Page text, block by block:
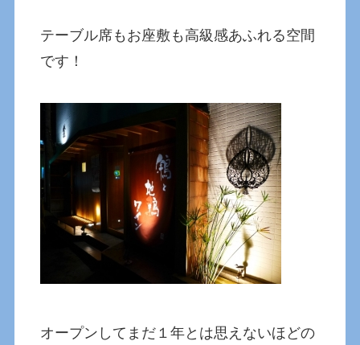
テーブル席もお座敷も高級感あふれる空間
です！
オープンしてまだ１年とは思えないほどの